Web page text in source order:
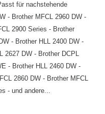
für nachstehende
- Brother MFCL 2960 DW -
2900 Series - Brother
- Brother HLL 2400 DW -
2627 DW - Brother DCPL
- Brother HLL 2460 DW -
2860 DW - Brother MFCL
- und andere...